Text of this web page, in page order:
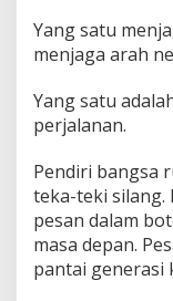
Yang satu
menjaga arah
Yang satu
perjalanan.
Pendiri bangsa
teka-teki silang.
pesan dalam
masa depan.
pantai generasi